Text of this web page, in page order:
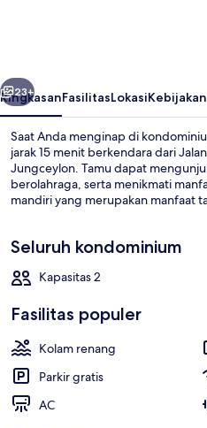
central
Phuket
Berikutnya
23+
RingkasanFasilitasLokasiKebijakan
Saat Anda menginap di
jarak 15 menit berkendara dari
Jungceylon. Tamu dapat
berolahraga, serta menikmati
mandiri yang merupakan manfaat
Seluruh kondominium
Kapasitas 2
Fasilitas populer
Kolam renang
Parkir gratis
AC